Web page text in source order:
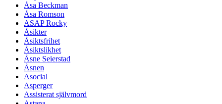
Åsa Beckman
Åsa Romson
ASAP Rocky
Åsikter
Åsiktsfrihet
Åsiktslikhet
Åsne Seierstad
Åsnen
Asocial
Asperger
Assisterat självmord